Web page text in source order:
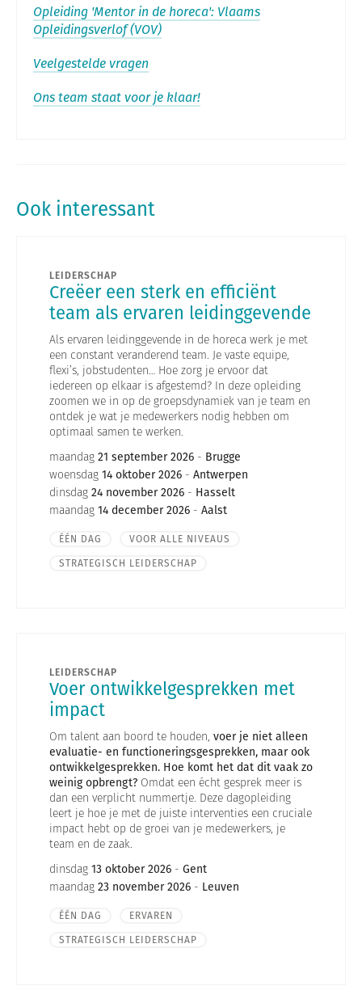
Opleiding 'Mentor in de horeca': Vlaams
Opleidingsverlof (VOV)
Veelgestelde vragen
Ons team staat voor je klaar!
Ook interessant
LEIDERSCHAP
Creëer een sterk en efficiënt
team als ervaren leidinggevende
Als ervaren leidinggevende in de horeca werk je met
een constant veranderend team. Je vaste equipe,
flexi’s, jobstudenten… Hoe zorg je ervoor dat
iedereen op elkaar is afgestemd? In deze opleiding
zoomen we in op de groepsdynamiek van je team en
ontdek je wat je medewerkers nodig hebben om
optimaal samen te werken.
maandag 21 september 2026 - Brugge
woensdag 14 oktober 2026 - Antwerpen
dinsdag 24 november 2026 - Hasselt
maandag 14 december 2026 - Aalst
ÉÉN DAG
VOOR ALLE NIVEAUS
STRATEGISCH LEIDERSCHAP
LEIDERSCHAP
Voer ontwikkelgesprekken met
impact
Om talent aan boord te houden, voer je niet alleen
evaluatie- en functioneringsgesprekken, maar ook
ontwikkelgesprekken. Hoe komt het dat dit vaak zo
weinig opbrengt? Omdat een écht gesprek meer is
dan een verplicht nummertje. Deze dagopleiding
leert je hoe je met de juiste interventies een cruciale
impact hebt op de groei van je medewerkers, je
team en de zaak.
dinsdag 13 oktober 2026 - Gent
maandag 23 november 2026 - Leuven
ÉÉN DAG
ERVAREN
STRATEGISCH LEIDERSCHAP